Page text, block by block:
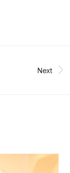
Next